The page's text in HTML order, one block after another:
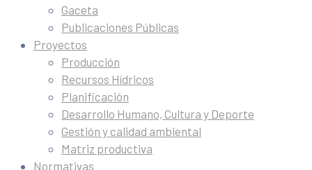
Gaceta
Publicaciones Públicas
Proyectos
Producción
Recursos Hídricos
Planificación
Desarrollo Humano, Cultura y Deporte
Gestión y calidad ambiental
Matriz productiva
Normativas